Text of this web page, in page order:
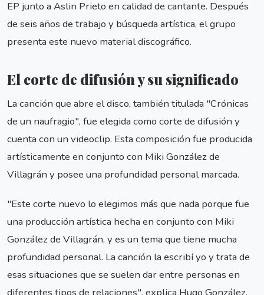
EP junto a Aslin Prieto en calidad de cantante. Después
de seis años de trabajo y búsqueda artística, el grupo
presenta este nuevo material discográfico.
El corte de difusión y su significado
La canción que abre el disco, también titulada "Crónicas
de un naufragio", fue elegida como corte de difusión y
cuenta con un videoclip. Esta composición fue producida
artísticamente en conjunto con Miki González de
Villagrán y posee una profundidad personal marcada.
"Este corte nuevo lo elegimos más que nada porque fue
una producción artística hecha en conjunto con Miki
González de Villagrán, y es un tema que tiene mucha
profundidad personal. La canción la escribí yo y trata de
esas situaciones que se suelen dar entre personas en